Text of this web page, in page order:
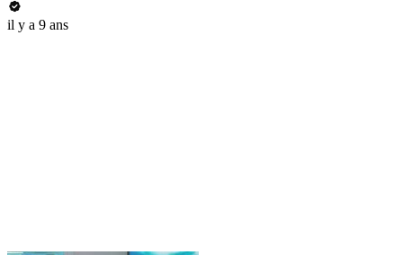
il y a 9 ans